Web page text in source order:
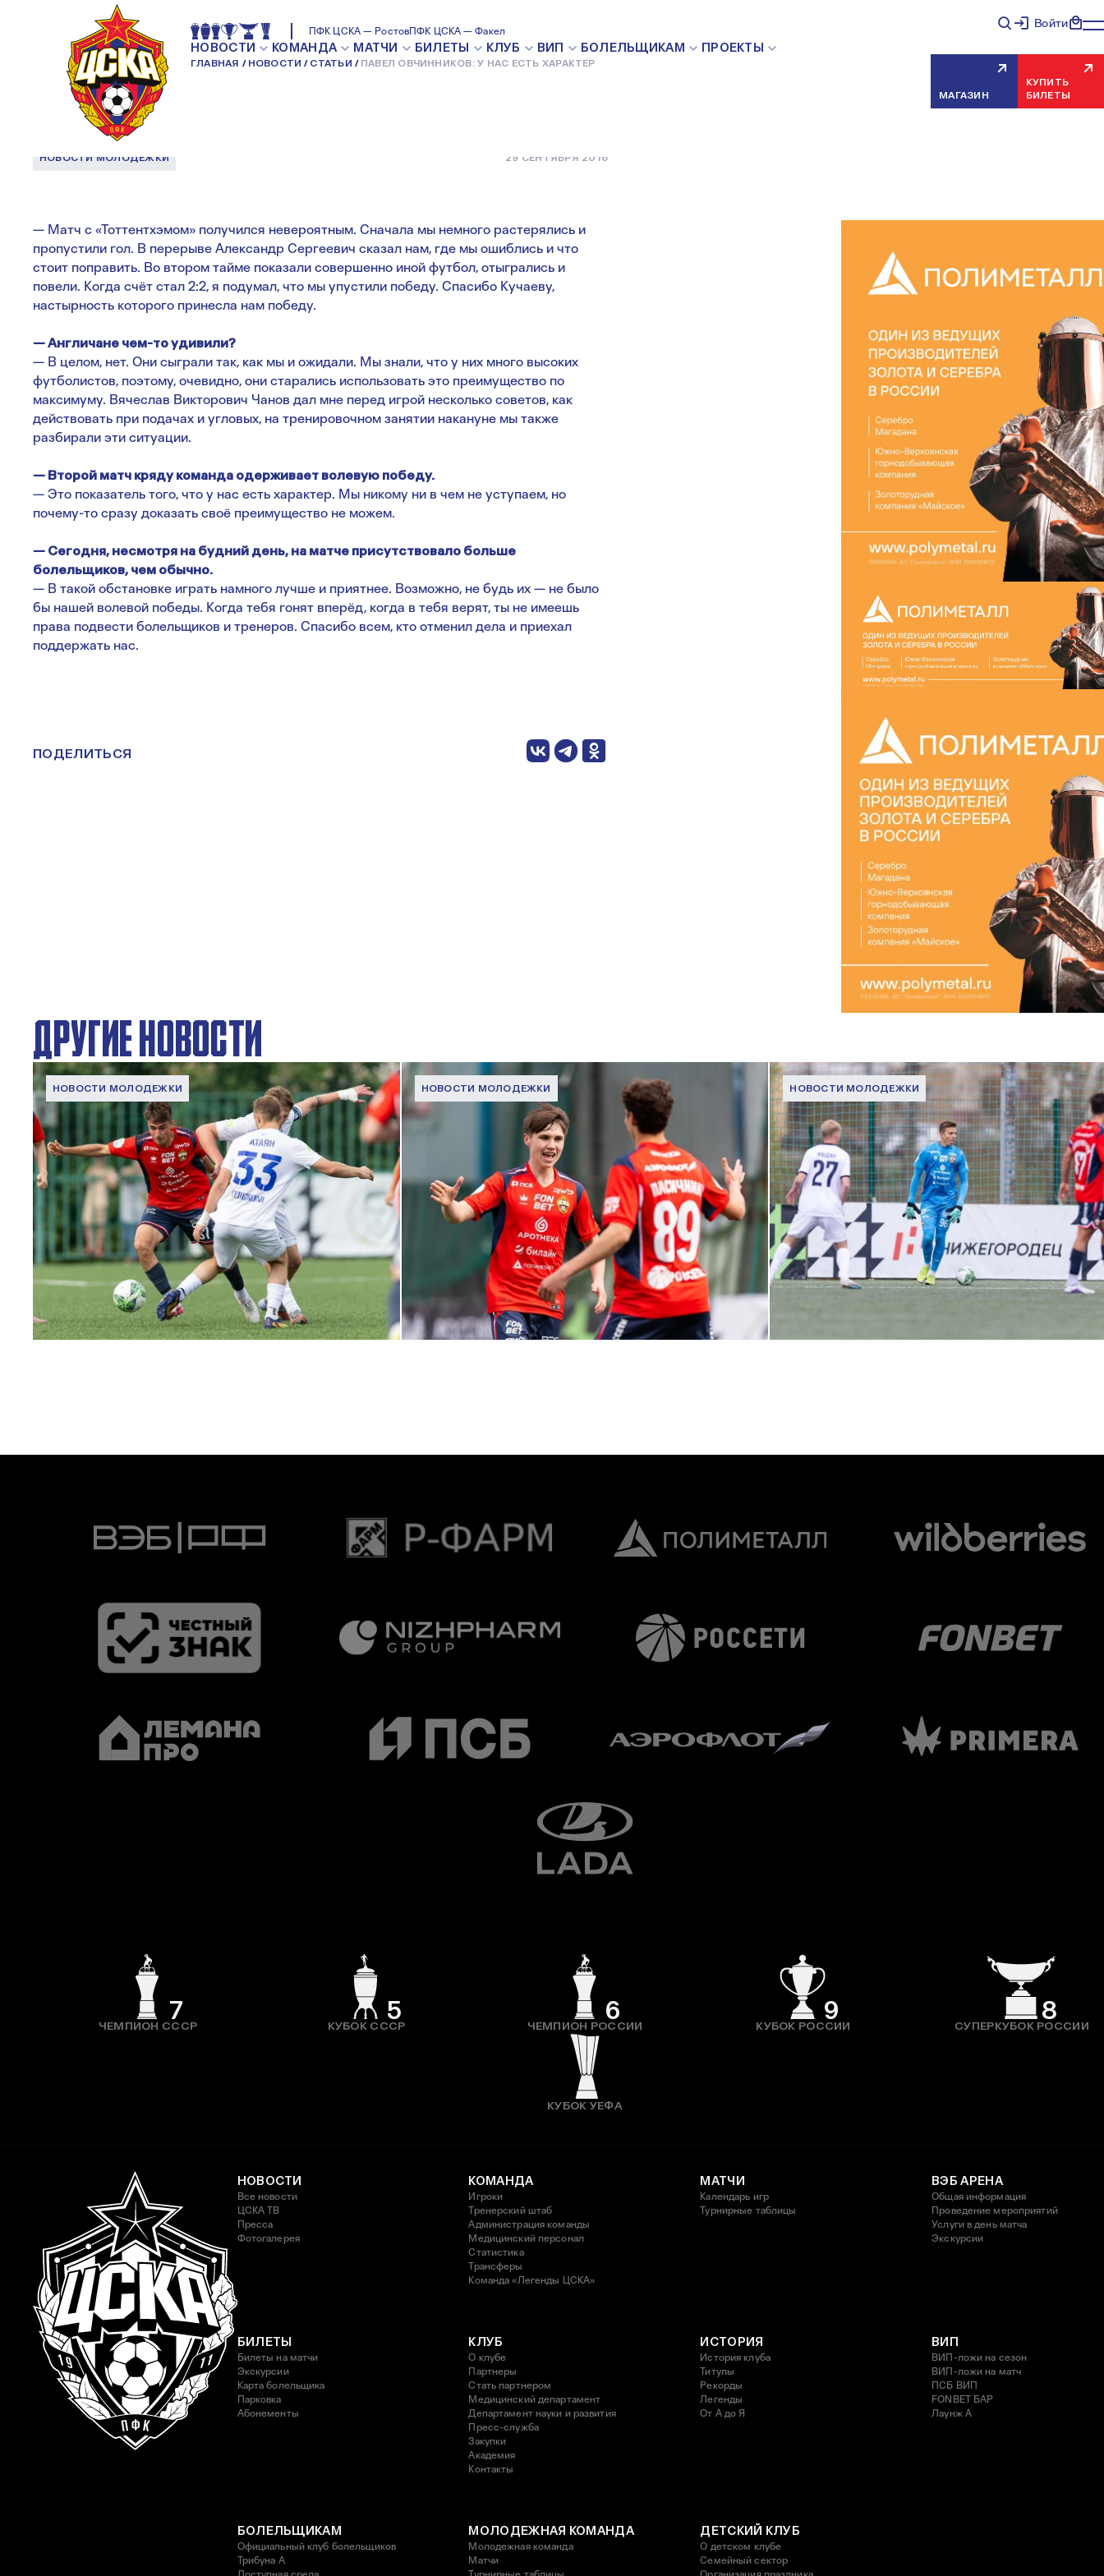
ПФК ЦСКА — РостовПФК ЦСКА — Факел
НОВОСТИ КОМАНДА МАТЧИ БИЛЕТЫ КЛУБ ВИП БОЛЕЛЬЩИКАМ ПРОЕКТЫ
ГЛАВНАЯ НОВОСТИ СТАТЬИ ПАВЕЛ ОВЧИННИКОВ: У НАС ЕСТЬ ХАРАКТЕР
Войти
МАГАЗИН
КУПИТЬ
БИЛЕТЫ
ПАВЕЛ ОВЧИННИКОВ: У НАС
ЕСТЬ ХАРАКТЕР
НОВОСТИ МОЛОДЕЖКИ 29 СЕНТЯБРЯ 2016
— Матч с «Тоттентхэмом» получился невероятным. Сначала мы немного растерялись и
пропустили гол. В перерыве Александр Сергеевич сказал нам, где мы ошиблись и что
стоит поправить. Во втором тайме показали совершенно иной футбол, отыгрались и
повели. Когда счёт стал 2:2, я подумал, что мы упустили победу. Спасибо Кучаеву,
настырность которого принесла нам победу.
— Англичане чем-то удивили?
— В целом, нет. Они сыграли так, как мы и ожидали. Мы знали, что у них много высоких
футболистов, поэтому, очевидно, они старались использовать это преимущество по
максимуму. Вячеслав Викторович Чанов дал мне перед игрой несколько советов, как
действовать при подачах и угловых, на тренировочном занятии накануне мы также
разбирали эти ситуации.
— Второй матч кряду команда одерживает волевую победу.
— Это показатель того, что у нас есть характер. Мы никому ни в чем не уступаем, но
почему-то сразу доказать своё преимущество не можем.
— Сегодня, несмотря на будний день, на матче присутствовало больше
болельщиков, чем обычно.
— В такой обстановке играть намного лучше и приятнее. Возможно, не будь их — не было
бы нашей волевой победы. Когда тебя гонят вперёд, когда в тебя верят, ты не имеешь
права подвести болельщиков и тренеров. Спасибо всем, кто отменил дела и приехал
поддержать нас.
ПОДЕЛИТЬСЯ
ДРУГИЕ НОВОСТИ
НОВОСТИ МОЛОДЕЖКИ
МФЛ. ПФК ЦСКА – Чертаново – 3:0
22 МАЯ 2026 15:02
НОВОСТИ МОЛОДЕЖКИ
МФЛ. ПФК ЦСКА – Динамо (Москва) – 3:1
1 МАЯ 2026 15:37
НОВОСТИ МОЛОДЕЖКИ
7
ЧЕМПИОН СССР
5
КУБОК СССР
6
ЧЕМПИОН РОССИИ
9
КУБОК РОССИИ
8
СУПЕРКУБОК РОССИИ
КУБОК УЕФА
НОВОСТИ
Все новости
ЦСКА ТВ
Пресса
Фотогалерея
КОМАНДА
Игроки
Тренерский штаб
Администрация команды
Медицинский персонал
Статистика
Трансферы
Команда «Легенды ЦСКА»
МАТЧИ
Календарь игр
Турнирные таблицы
ВЭБ АРЕНА
Общая информация
Проведение мероприятий
Услуги в день матча
Экскурсии
БИЛЕТЫ
Билеты на матчи
Экскурсии
Карта болельщика
Парковка
Абонементы
КЛУБ
О клубе
Партнеры
Стать партнером
Медицинский департамент
Департамент науки и развития
Пресс-служба
Закупки
Академия
Контакты
ИСТОРИЯ
История клуба
Титулы
Рекорды
Легенды
От А до Я
ВИП
ВИП-ложи на сезон
ВИП-ложи на матч
ПСБ ВИП
FONBET БАР
Лаунж A
БОЛЕЛЬЩИКАМ
Официальный клуб болельщиков
Трибуна А
МОЛОДЕЖНАЯ КОМАНДА
Молодежная команда
Матчи
ДЕТСКИЙ КЛУБ
О детском клубе
Семейный сектор